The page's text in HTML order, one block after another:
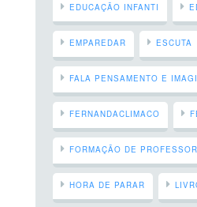
EDUCAÇÃO INFANTI
EMPAREDAR ESCUTA
FALA PENSAMENTO E
FERNANDACLIMACO
FORMAÇÃO DE
HORA DE PARAR